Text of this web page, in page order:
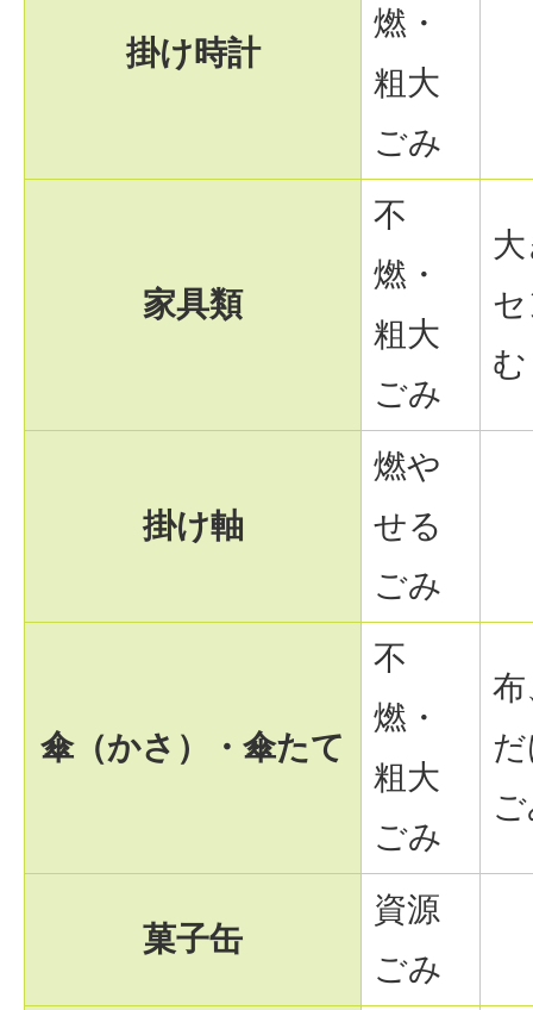
掛け時計
燃・
粗大
ごみ
家具類
不
燃・
粗大
ごみ
む
掛け軸
燃や
せる
ごみ
傘（かさ）・傘たて
不
燃・
粗大
ごみ
菓子缶
資源
ごみ